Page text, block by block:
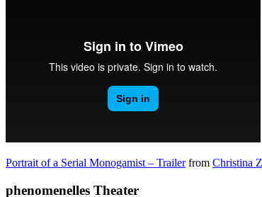
Portrait of a Serial Monogamist – Trailerfrom Christina
phenomenelles Theater